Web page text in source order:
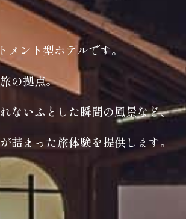
メント型ホテルです。
の拠点。
ないふとした瞬間の風景など、
詰まった旅体験を提供します。